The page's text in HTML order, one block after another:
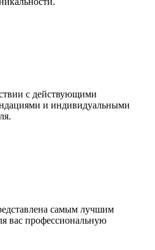
с действующими
и индивидуальными
самым лучшим
вас профессиональную